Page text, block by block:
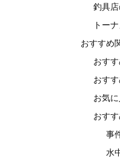
釣具
トー
おすすめ
おす
おす
お気
おす
事
水